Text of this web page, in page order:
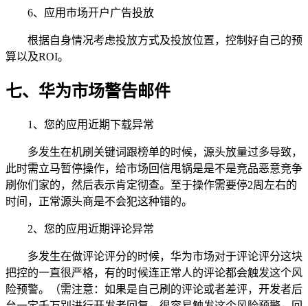
6、应用市场开户广告投放
根据自身情况考虑投放方式及投放位置，控制好自己的预
算以及ROI。
七、华为市场警告邮件
1、您的应用近期下载异常
多发生在机刷关键词跟榜单的时候，源头放量过多导致，
此时需立马暂停操作，给市场回信甩锅是是不是竞品恶意竞争
刷你们家的，然后表示肯定彻查。至于操作需要停2周左右的
时间，正常源头商是不会犯这种错的。
2、您的应用近期评论异常
多发生在做评论评分的时候，华为市场对于评论评分这块
把控的一直很严格，有的时候连正常人的评论都会触发这个风
险预警。（需注意：如果是自己刷的评论或者差评，开发者后